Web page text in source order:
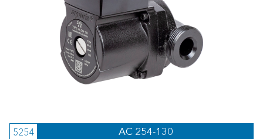
5254 AC 254-130